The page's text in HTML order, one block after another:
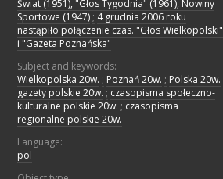
Świat (1951), "Głos Tygodnia" (1961), Nowiny
Sportowe (1947) ; 4 grudnia 2006 roku
nastąpiło połączenie czas. "Głos Wielkopolski"
i "Gazeta Poznańska"
Subject and keywords:
Wielkopolska 20w. ; Poznań 20w. ; Polska 20w.
gazety polskie 20w. ; czasopisma społeczno-
kulturalne polskie 20w. ; czasopisma
regionalne polskie 20w.
Language:
pol